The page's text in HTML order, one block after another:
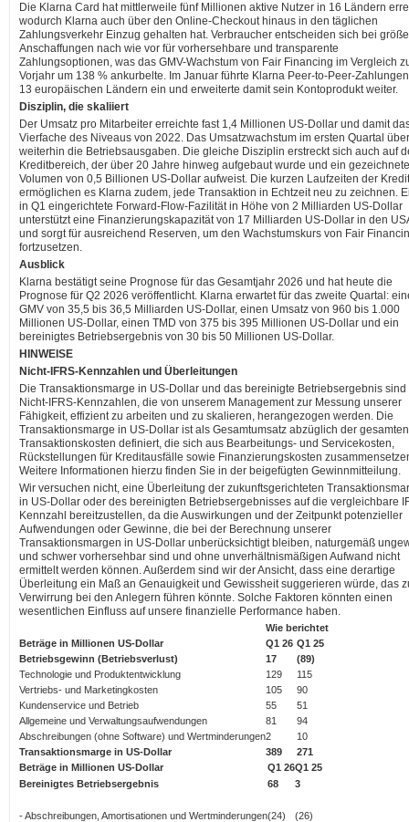
Die Klarna Card hat mittlerweile fünf Millionen aktive Nutzer in 16 Ländern
wodurch Klarna auch über den Online-Checkout hinaus in den täglichen
Zahlungsverkehr Einzug gehalten hat. Verbraucher entscheiden sich bei
Anschaffungen nach wie vor für vorhersehbare und transparente
Zahlungsoptionen, was das GMV-Wachstum von Fair Financing im Vergleich
Vorjahr um 138 % ankurbelte. Im Januar führte Klarna Peer-to-Peer-
13 europäischen Ländern ein und erweiterte damit sein Kontoprodukt weiter.
Disziplin, die skaliiert
Der Umsatz pro Mitarbeiter erreichte fast 1,4 Millionen US-Dollar und damit
Vierfache des Niveaus von 2022. Das Umsatzwachstum im ersten Quartal
weiterhin die Betriebsausgaben. Die gleiche Disziplin erstreckt sich auch auf
Kreditbereich, der über 20 Jahre hinweg aufgebaut wurde und ein
Volumen von 0,5 Billionen US-Dollar aufweist. Die kurzen Laufzeiten der
ermöglichen es Klarna zudem, jede Transaktion in Echtzeit neu zu zeichnen.
in Q1 eingerichtete Forward-Flow-Fazilität in Höhe von 2 Milliarden US-Dollar
unterstützt eine Finanzierungskapazität von 17 Milliarden US-Dollar in den
und sorgt für ausreichend Reserven, um den Wachstumskurs von Fair
fortzusetzen.
Ausblick
Klarna bestätigt seine Prognose für das Gesamtjahr 2026 und hat heute die
Prognose für Q2 2026 veröffentlicht. Klarna erwartet für das zweite Quartal:
GMV von 35,5 bis 36,5 Milliarden US-Dollar, einen Umsatz von 960 bis 1.000
Millionen US-Dollar, einen TMD von 375 bis 395 Millionen US-Dollar und ein
bereinigtes Betriebsergebnis von 30 bis 50 Millionen US-Dollar.
HINWEISE
Nicht-IFRS-Kennzahlen und Überleitungen
Die Transaktionsmarge in US-Dollar und das bereinigte Betriebsergebnis sind
Nicht-IFRS-Kennzahlen, die von unserem Management zur Messung unserer
Fähigkeit, effizient zu arbeiten und zu skalieren, herangezogen werden. Die
Transaktionsmarge in US-Dollar ist als Gesamtumsatz abzüglich der gesamten
Transaktionskosten definiert, die sich aus Bearbeitungs- und Servicekosten,
Rückstellungen für Kreditausfälle sowie Finanzierungskosten
Weitere Informationen hierzu finden Sie in der beigefügten Gewinnmitteilung.
Wir versuchen nicht, eine Überleitung der zukunftsgerichteten
in US-Dollar oder des bereinigten Betriebsergebnisses auf die vergleichbare
Kennzahl bereitzustellen, da die Auswirkungen und der Zeitpunkt potenzieller
Aufwendungen oder Gewinne, die bei der Berechnung unserer
Transaktionsmargen in US-Dollar unberücksichtigt bleiben, naturgemäß
und schwer vorhersehbar sind und ohne unverhältnismäßigen Aufwand nicht
ermittelt werden können. Außerdem sind wir der Ansicht, dass eine derartige
Überleitung ein Maß an Genauigkeit und Gewissheit suggerieren würde, das
Verwirrung bei den Anlegern führen könnte. Solche Faktoren könnten einen
wesentlichen Einfluss auf unsere finanzielle Performance haben.
Wie berichtet
Beträge in Millionen US-Dollar
Q1 26 Q1 25
Betriebsgewinn (Betriebsverlust)
17
(89)
Technologie und Produktentwicklung
129
115
Vertriebs- und Marketingkosten
105
90
Kundenservice und Betrieb
55
51
Allgemeine und Verwaltungsaufwendungen
81
94
Abschreibungen (ohne Software) und Wertminderungen2
10
Transaktionsmarge in US-Dollar
389
271
Beträge in Millionen US-Dollar
Q1 26Q1 25
Bereinigtes Betriebsergebnis
68 3
- Abschreibungen, Amortisationen und Wertminderungen(24)
(26)